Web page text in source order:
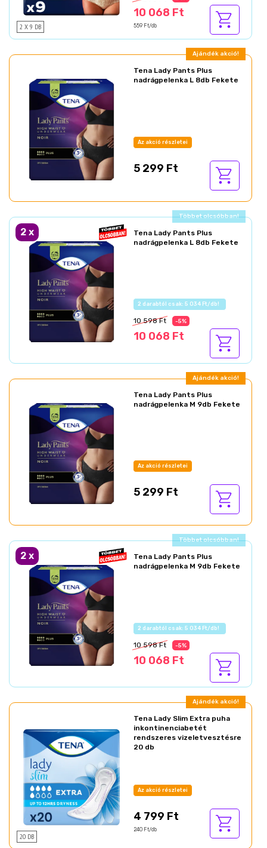
2 X 9 DB
10 068 Ft
559 Ft/db
Ajándék akció!
Tena Lady Pants Plus
nadrágpelenka L 8db Fekete
Az akció részletei
5 299 Ft
Ajándék akció!
2 x
Tena Lady Pants Plus
nadrágpelenka L 8db Fekete
Az akció részletei
10 598 Ft -5%
10 068 Ft
Ajándék akció!
Tena Lady Pants Plus
nadrágpelenka M 9db Fekete
Az akció részletei
5 299 Ft
Ajándék akció!
2 x
Tena Lady Pants Plus
nadrágpelenka M 9db Fekete
Az akció részletei
10 598 Ft -5%
10 068 Ft
Ajándék akció!
20 DB
Tena Lady Slim Extra puha
inkontinenciabetét
rendszeres vizeletvesztésre
20 db
Az akció részletei
4 799 Ft
240 Ft/db